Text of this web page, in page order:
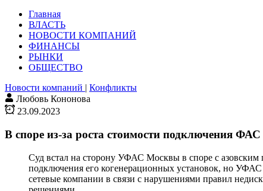
Главная
ВЛАСТЬ
НОВОСТИ КОМПАНИЙ
ФИНАНСЫ
РЫНКИ
ОБЩЕСТВО
Новости компаний | Конфликты
Любовь Кононова
23.09.2023
В споре из-за роста стоимости подключения ФАС
Суд встал на сторону УФАС Москвы в споре с азовским
подключения его когенерационных установок, но УФАС
сетевые компании в связи с нарушениями правил